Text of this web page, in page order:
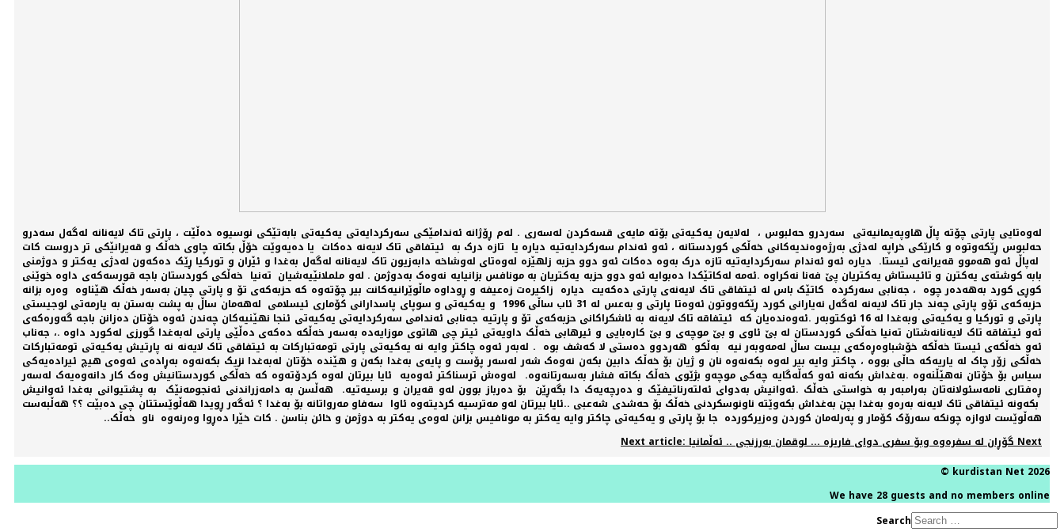
لەوەتايی پارتی چۆتە پاڵ هاوپەيمانيەتی سەردرو حەلبوس ، لەلايەن يەکيەتی بۆتە مايەی قسەکردن لەسەری . لەم ڕۆژانە ئەندامێکی سەرکردايەتی يەکيەتی بابەتێکی نوسيوە دەڵێت ، پارتی تاک لايەنانە لەگەل سەدرو
حەلبوس ڕێکەوتوە و کارێکی خراپە لەدژی بەرژەوەنديەکانی خەڵکی کوردستانە ، ئەو ئەندام سەرکردايەتيە ديارە يا تازە درک بە ئيتفاقی تاک لايەنە دەکات يا دەيەوێت خۆڵ بکاتە چاوی خەڵک و قەيرانێکی تر دروست کات
لەپاڵ ئەو هەموو قەيرانەی ئيستا. ديارە ئەو ئەندام سەرکردايەتيە تازە درک بەوە دەکات ئەو دوو حزبە زلهێزە لەوەتای لەوشاخە دابەزيون تاک لايەنانە لەگەل بەغدا و ئێران و تورکيا ڕێک دەکەون لەدژی يەکتر و دوژمنی
بابە کوشتەی يەکترن و تائيستاش يەکتريان پێ فەنا نەکراوە .ئەمە لەکاتێکدا دەبوايە ئەو دوو حزبە يەکتريان بە مونافس بزانيايە نەوەک بەدوژمن . لەو ململانێيەشيان تەنيا خەڵکی کوردستان باجە قورسەکەی داوە خوێنی
کوڕی کورد بەهەدەر چوە ، جەنابی سەرکردە کاتێک باس لە ئيتفاقی تاک لايەنەی پارتی دەکەيت ديارە زاکيرەت زەعيفە و ڕوداوە ماڵوێرانيەکانت بير چۆتەوە کە حزبەکەی تۆ و پارتی چيان بەسەر خەڵک هێناوە وەرە بزانە
حزبەکەی تۆو پارتی چەند جار تاک لايەنە لەگەل نەيارانی کورد ڕێکەووتون ئەوەتا پارتی و بەعس لە 31 ئاب ساڵی 1996 و يەکيەتی و سوپای پاسدارانی کۆماری ئيسلامی لەهەمان ساڵ بە پشت بەستن بە يارمەتی لوجيستی
پارتی و تورکيا و يەکيەتی وبەغدا لە 16 ئوکتوبەر .ئەوەندەيان کە ئيتفاقە تاک لايەنە بە ئاشکراکانی حزبەکەی تۆ و پارتيە جەنابی ئەندامی سەرکردايەتی يەکيەتی ئنجا نهێنيەکان چەندن ئەوە خۆتان دەزانن باجە گەورەکەی
ئەو ئيتفاقە تاک لايەنانەشتان تەنيا خەڵکی کوردستان لە بێ ئاوی و بێ موچەی و بێ کارەبايی و ئيرهابی خەڵک داويەتی ئيتر چی هاتوی موزايەدە بەسەر خەڵکە دەکەی دەڵێی پارتی لەبەغدا گورزی لەکورد داوە .، جەناب
ئەو خەڵکەی ئيستا خەڵکە خۆشباوەڕەکەی بيست ساڵ لەمەوبەر نيە بەڵکو هەردوو دەستی لا کەشف بوە . لەبەر ئەوە چاکتر وايە نە يەکيەتی پارتی تومەتبارکات بە ئيتفاقی تاک لايەنە نە پارتيش يەکيەتی تومەتبارکات
خەڵکی زۆر چاک لە ياريەکە حاڵی بووە ، چاکتر وايە بير لەوە بکەنەوە نان و ژيان بۆ خەڵک دابين بکەن نەوەک شەر لەسەر پۆست و پايەی بەغدا بکەن و هێندە خۆتان لەبەغدا نزيک بکەنەوە بەڕادەی ئەوەی هيچ ئيرادەيەکی
سياس بۆ خۆتان نەهێڵنەوە .بەغداش بکەنە ئەو کەڵەگايە چەکی موچەو بژێوی خەڵک بکاتە فشار بەسەرتانەوە. لەوەش ترسناکتر ئەوەيە ئايا بيرتان لەوە کردۆتەوە کە خەڵکی کوردستانيش وەک کار دانەوەيەک لەسەر
ڕەفتاری نامەسئولانەتان بەرامبەر بە خواستی خەڵک .ئەوانيش بەدوای ئەلتەرناتيفێک و دەرچەيەک دا بگەڕێن بۆ دەرباز بوون لەو قەيران و برسيەتيە. هەڵسن بە دامەزراندنی ئەنجومەنێک بە پشتيوانی بەغدا ئەوانيش
بکەونە ئيتفاقی تاک لايەنە بەرەو بەغدا بچن بەغداش بکەوێتە ناونوسکردنی خەڵک بۆ حەشدی شەعبی ..ئايا بيرتان لەو مەترسيە کرديتەوە ئاوا سەفاو مەرواتانە بۆ بەغدا ؟ ئەگەر ڕويدا هەڵوێستتان چی دەبێت ؟؟ هەڵبەست
هەڵوێست لاوازە چونکە سەرۆک کۆمار و پەرلەمان کوردن وەزيرکوردە جا بۆ پارتی و يەکيەتی چاکتر وايە يەکتر بە مونافيس بزانن لەوەی يەکتر بە دوژمن و خائن بناسن . کات خێرا دەڕوا وەرنەوە ناو خەڵک..
Next article: گۆڕان لە سفرەوە وبۆ سفری دوای فاريزە ... لوقمان بەرزنجی .. ئەڵمانياNext
© kurdistan Net 2026
We have 28 guests and no members online
Search